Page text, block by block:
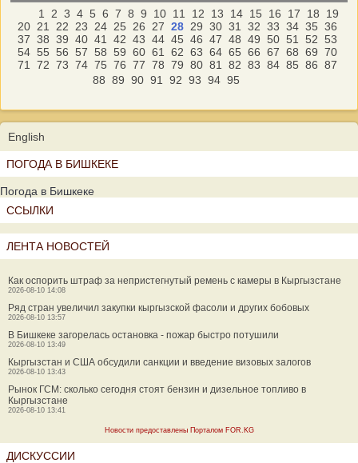
1 2 3 4 5 6 7 8 9 10 11 12 13 14 15 16 17 18
19
20 21 22 23 24 25 26 27 28 29 30 31 32 33 34 35 36
37 38 39 40 41 42 43 44 45 46 47 48 49 50 51 52 53
54 55 56 57 58 59 60 61 62 63 64 65 66 67 68 69 70
71
72 73 74 75 76 77 78 79 80 81 82 83 84 85 86 87
88 89 90 91 92 93 94 95
English
ПОГОДА В БИШКЕКЕ
Погода в Бишкеке
ССЫЛКИ
ЛЕНТА НОВОСТЕЙ
Как оспорить штраф за непристегнутый ремень с камеры в Кыргызстане
2026-08-10 14:08
Ряд стран увеличил закупки кыргызской фасоли и других бобовых
2026-08-10 13:57
В Бишкеке загорелась остановка - пожар быстро потушили
2026-08-10 13:49
Кыргызстан и США обсудили санкции и введение визовых залогов
2026-08-10 13:43
Рынок ГСМ: сколько сегодня стоят бензин и дизельное топливо в
Кыргызстане
2026-08-10 13:41
Новости предоставлены Порталом FOR.KG
ДИСКУССИИ